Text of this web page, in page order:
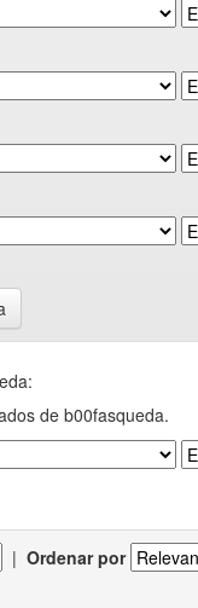
de b00fasqueda.
| Ordenar por